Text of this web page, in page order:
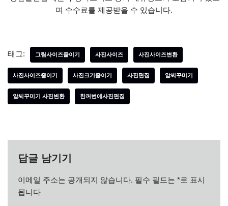
며 수수료를 제공받을 수 있습니다.
태그: 그림사이즈줄이기 사진사이즈 사진사이즈변환
사진사이즈줄이기 사진크기줄이기 사진편집 알씨꾸미기
알씨꾸미기 사진변환 한꺼번에사진편집
답글 남기기
이메일 주소는 공개되지 않습니다. 필수 필드는 *로 표시
됩니다